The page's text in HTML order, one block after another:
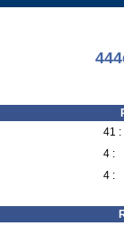
41 :
4 :
4 :